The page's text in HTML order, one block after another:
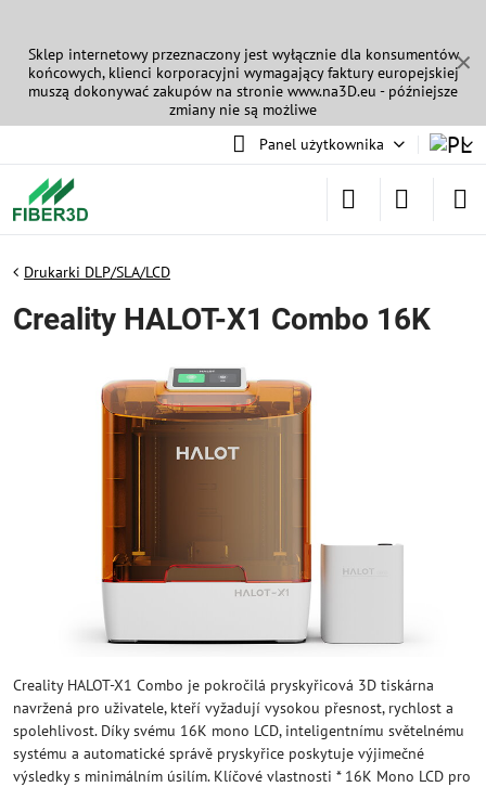
✕
Sklep internetowy przeznaczony jest wyłącznie dla konsumentów
końcowych, klienci korporacyjni wymagający faktury europejskiej
muszą dokonywać zakupów na stronie www.na3D.eu - późniejsze
zmiany nie są możliwe
Panel użytkownika
Drukarki DLP/SLA/LCD
Creality HALOT-X1 Combo 16K
Creality HALOT-X1 Combo je pokročilá pryskyřicová 3D tiskárna
navržená pro uživatele, kteří vyžadují vysokou přesnost, rychlost a
spolehlivost. Díky svému 16K mono LCD, inteligentnímu světelnému
systému a automatické správě pryskyřice poskytuje výjimečné
výsledky s minimálním úsilím. Klíčové vlastnosti * 16K Mono LCD pro